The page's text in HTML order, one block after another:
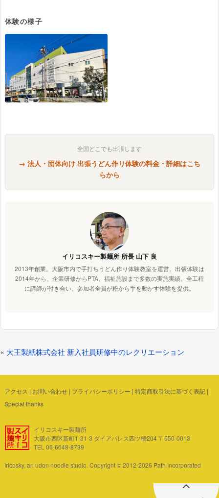
体験の様子
全国どこでも出張します
→ 法人・団体向け 出張うどん作り体験の料金・詳細はこち
らから
イリコスキー製麺所 所長 山下 良
2013年創業。大阪市内で手打ちうどん作り体験教室を運営。出張体験は
2014年から、企業研修からPTA、福祉施設まで多数の実施実績。全工程
に講師が付き合い、参加者全員が粉から手を動かす体験を提供。
投
ナ
ゲ
ー
ョ
ン
« 大王製紙株式会社 新入社員研修中のレクリエーション
アクセス | お問い合わせ| プライバシーポリシー | 特定商取引法に基づく表記|
Special thanks
イリコスキー製麺所
大阪市西区新町1-31-3 ダイアパレス四ツ橋204 〒550-0013
TEL 06-6648-8739
Iricosky, an udon noodle studio. Copyright © 2012-2026 Path Incorporated